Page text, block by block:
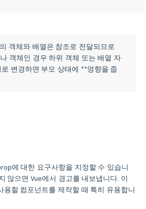
객체와 배열은 참조로 전달되므로
객체인 경우 하위 객체 또는 배열 자
변경하면 부모 상태에 **영향을 줍
에 대한 요구사항을 지정할 수 있습니
않으면 Vue에서 경고를 내보냅니다. 이
용할 컴포넌트를 제작할 때 특히 유용합니